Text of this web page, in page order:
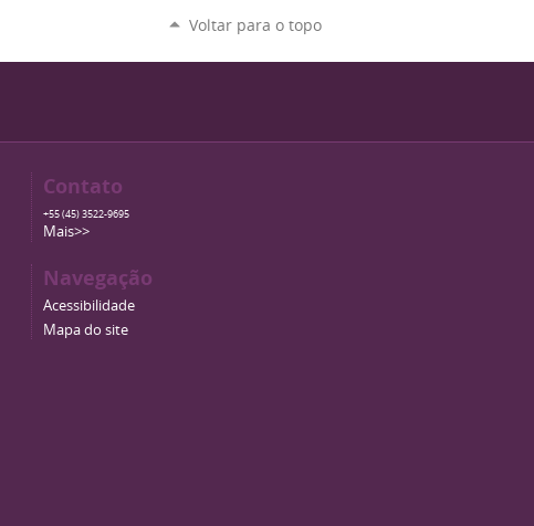
Voltar para o topo
Contato
+55 (45) 3522-9695
Mais>>
Navegação
Acessibilidade
Mapa do site